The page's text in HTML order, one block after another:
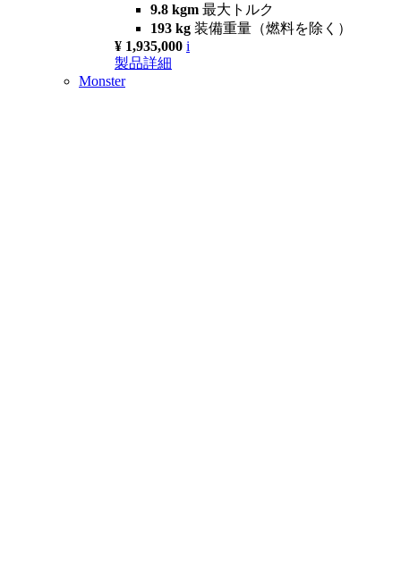
9.8 kgm 最大トルク
193 kg 装備重量（燃料を除く）
¥ 1,935,000 i
製品詳細
Monster